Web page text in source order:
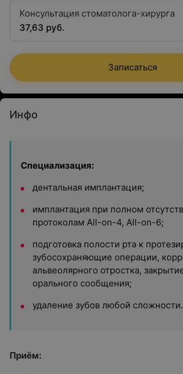
Консультация стоматолога-хирурга
37,63 руб.
Записаться
Инфо
Специализация:
дентальная имплантация;
имплантация при полном
протоколам All-on-4, All-on-6;
подготовка полости рта к
зубосохраняющие операции,
альвеолярного отростка,
орального сообщения;
удаление зубов любой сложности.
Приём: